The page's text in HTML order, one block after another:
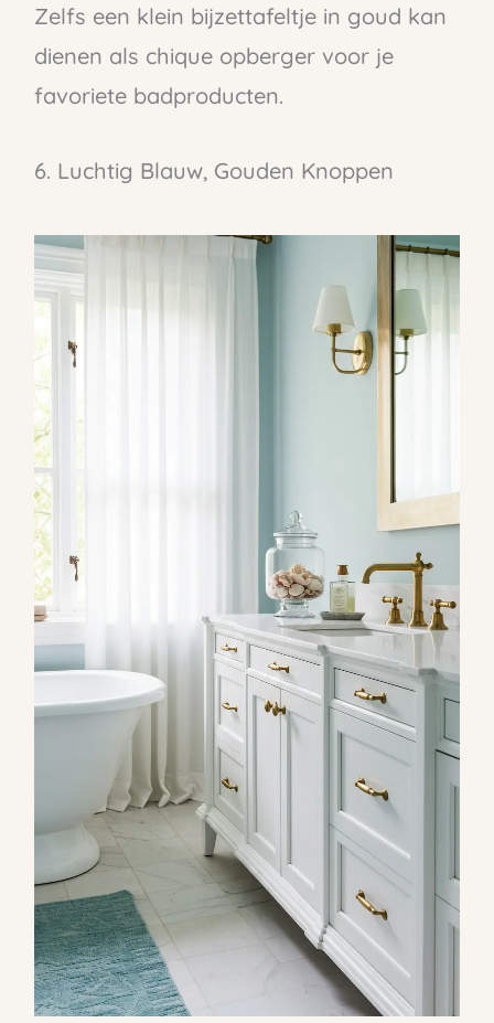
Zelfs een klein bijzettafeltje in goud kan
dienen als chique opberger voor je
favoriete badproducten.
6. Luchtig Blauw, Gouden Knoppen